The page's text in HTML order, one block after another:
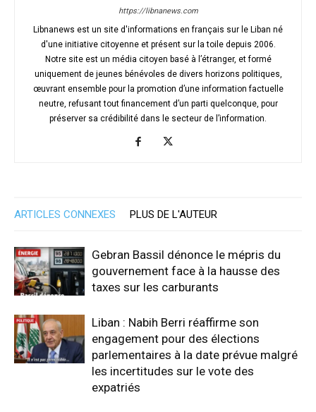
https://libnanews.com
Libnanews est un site d'informations en français sur le Liban né
d'une initiative citoyenne et présent sur la toile depuis 2006.
Notre site est un média citoyen basé à l’étranger, et formé
uniquement de jeunes bénévoles de divers horizons politiques,
œuvrant ensemble pour la promotion d’une information factuelle
neutre, refusant tout financement d’un parti quelconque, pour
préserver sa crédibilité dans le secteur de l’information.
ARTICLES CONNEXES PLUS DE L'AUTEUR
Gebran Bassil dénonce le mépris du
gouvernement face à la hausse des
taxes sur les carburants
Liban : Nabih Berri réaffirme son
engagement pour des élections
parlementaires à la date prévue malgré
les incertitudes sur le vote des
expatriés